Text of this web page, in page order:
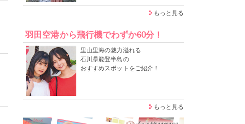
もっと見る
羽田空港から飛行機でわずか60分！
里山里海の魅力溢れる
石川県能登半島の
おすすめスポットをご紹介！
もっと見る